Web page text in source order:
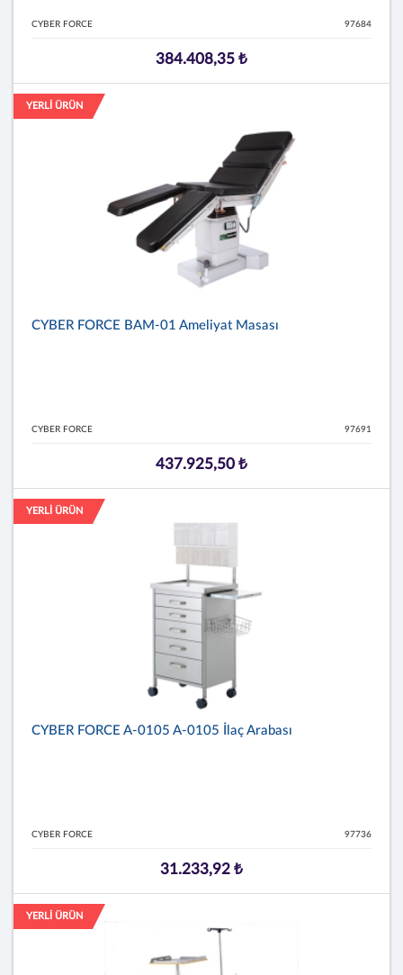
CYBER FORCE 97684
384.408,35 ₺
YERLİ ÜRÜN
CYBER FORCE BAM-01 Ameliyat Masası
CYBER FORCE 97691
437.925,50 ₺
YERLİ ÜRÜN
CYBER FORCE A-0105 A-0105 İlaç Arabası
CYBER FORCE 97736
31.233,92 ₺
YERLİ ÜRÜN